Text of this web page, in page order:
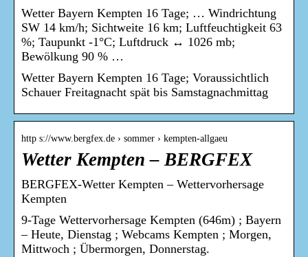
Wetter Bayern Kempten 16 Tage; … Windrichtung
SW 14 km/h; Sichtweite 16 km; Luftfeuchtigkeit 63
%; Taupunkt -1°C; Luftdruck ↔ 1026 mb;
Bewölkung 90 % …
Wetter Bayern Kempten 16 Tage; Voraussichtlich
Schauer Freitagnacht spät bis Samstagnachmittag
http s://www.bergfex.de › sommer › kempten-allgaeu
Wetter Kempten – BERGFEX
BERGFEX-Wetter Kempten – Wettervorhersage
Kempten
9-Tage Wettervorhersage Kempten (646m) ; Bayern
– Heute, Dienstag ; Webcams Kempten ; Morgen,
Mittwoch ; Übermorgen, Donnerstag.